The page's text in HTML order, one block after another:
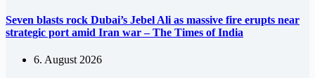
Seven blasts rock Dubai’s Jebel Ali as massive fire erupts near
strategic port amid Iran war – The Times of India
6. August 2026